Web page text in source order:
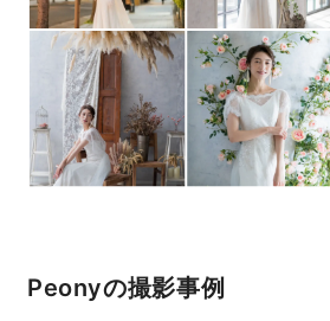
Peonyの撮影事例